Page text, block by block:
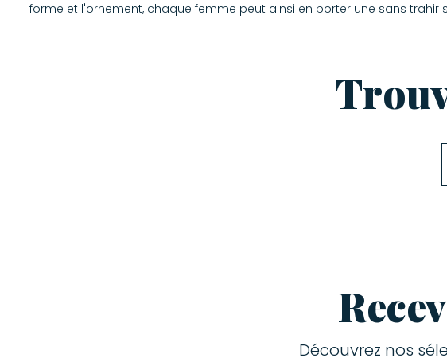
forme et l'ornement, chaque femme peut ainsi en porter une sans
Découvrez nos